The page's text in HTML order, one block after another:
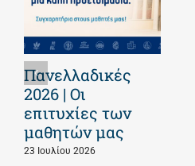
Πανελλαδικές
2026 | Οι
επιτυχίες των
μαθητών μας
23 Ιουλίου 2026